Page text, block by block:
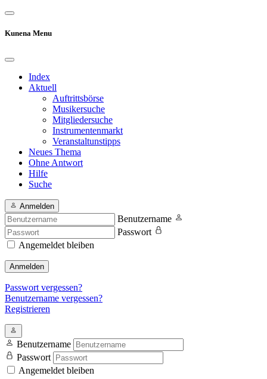
Kunena Menu
Index
Aktuell
Auftrittsbörse
Musikersuche
Mitgliedersuche
Instrumentenmarkt
Veranstaltunstipps
Neues Thema
Ohne Antwort
Hilfe
Suche
Anmelden
Benutzername
Passwort
Angemeldet bleiben
Anmelden
Passwort vergessen?
Benutzername vergessen?
Registrieren
Benutzername
Passwort
Angemeldet bleiben